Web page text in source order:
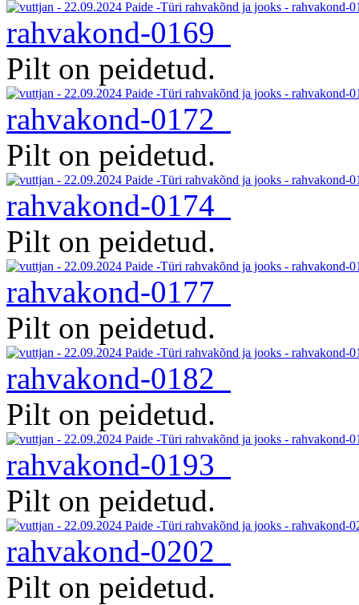
rahvakond-0169
Pilt on peidetud.
rahvakond-0172
Pilt on peidetud.
rahvakond-0174
Pilt on peidetud.
rahvakond-0177
Pilt on peidetud.
rahvakond-0182
Pilt on peidetud.
rahvakond-0193
Pilt on peidetud.
rahvakond-0202
Pilt on peidetud.